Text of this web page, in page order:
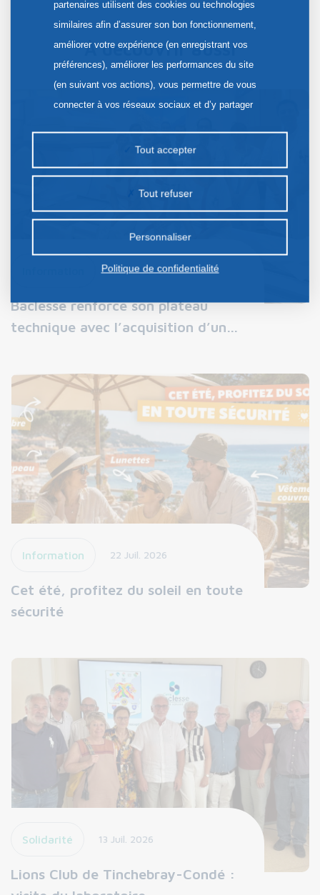
À découvrir aussi
30 Juil. 2026
Baclesse renforce son plateau
technique avec l’acquisition d’un…
Information 22 Juil. 2026
Cet été, profitez du soleil en toute
sécurité
Solidarité 13 Juil. 2026
Lions Club de Tinchebray-Condé :
partenaires utilisent des cookies ou technologies
similaires afin d’assurer son bon fonctionnement,
améliorer votre expérience (en enregistrant vos
préférences), améliorer les performances du site
(en suivant vos actions), vous permettre de vous
connecter à vos réseaux sociaux et d’y partager
la publicité personnalisée sur notre site ou ceux de
nos partenaires. Certains traceurs non classés
préalable.
Tout accepter
Tout refuser
Personnaliser
Politique de confidentialité